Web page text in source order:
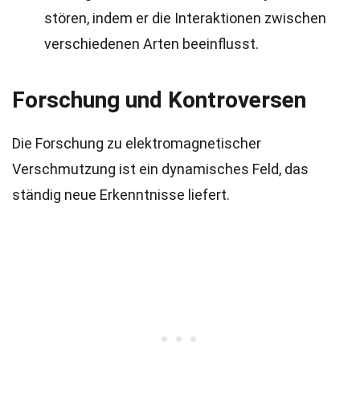
stören, indem er die Interaktionen zwischen
verschiedenen Arten beeinflusst.
Forschung und Kontroversen
Die Forschung zu elektromagnetischer
Verschmutzung ist ein dynamisches Feld, das
ständig neue Erkenntnisse liefert.